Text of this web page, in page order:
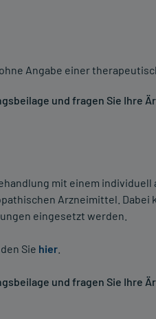
Angabe einer
und fragen Sie Ihre
mit einem individuell
Arzneimittel. Dabei
eingesetzt werden.
Sie hier
und fragen Sie Ihre